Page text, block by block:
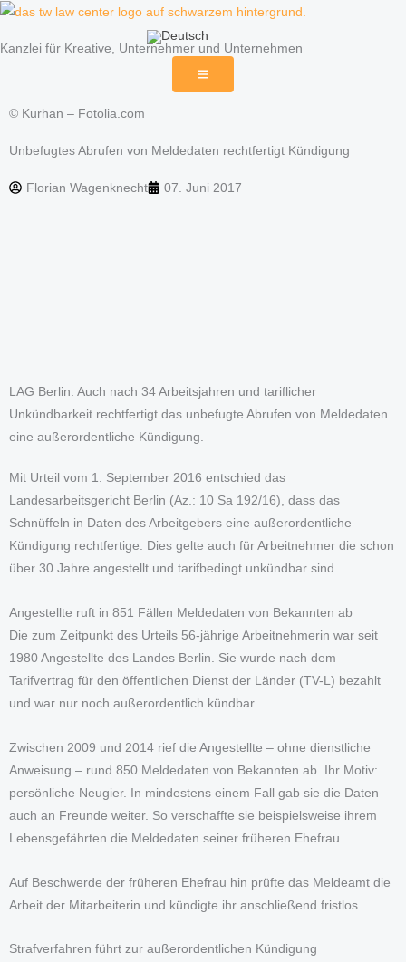
Zum
springen
Kanzlei für Kreative, Unternehmer und Unternehmen
© Kurhan – Fotolia.com
Unbefugtes Abrufen von Meldedaten rechtfertigt Kündigung
Florian Wagenknecht 07. Juni 2017
LAG Berlin: Auch nach 34 Arbeitsjahren und tariflicher
Unkündbarkeit rechtfertigt das unbefugte Abrufen von Meldedaten
eine außerordentliche Kündigung.
Mit Urteil vom 1. September 2016 entschied das
Landesarbeitsgericht Berlin (Az.: 10 Sa 192/16), dass das
Schnüffeln in Daten des Arbeitgebers eine außerordentliche
Kündigung rechtfertige. Dies gelte auch für Arbeitnehmer die schon
über 30 Jahre angestellt und tarifbedingt unkündbar sind.
Angestellte ruft in 851 Fällen Meldedaten von Bekannten ab
Die zum Zeitpunkt des Urteils 56-jährige Arbeitnehmerin war seit
1980 Angestellte des Landes Berlin. Sie wurde nach dem
Tarifvertrag für den öffentlichen Dienst der Länder (TV-L) bezahlt
und war nur noch außerordentlich kündbar.
Zwischen 2009 und 2014 rief die Angestellte – ohne dienstliche
Anweisung – rund 850 Meldedaten von Bekannten ab. Ihr Motiv:
persönliche Neugier. In mindestens einem Fall gab sie die Daten
auch an Freunde weiter. So verschaffte sie beispielsweise ihrem
Lebensgefährten die Meldedaten seiner früheren Ehefrau.
Auf Beschwerde der früheren Ehefrau hin prüfte das Meldeamt die
Arbeit der Mitarbeiterin und kündigte ihr anschließend fristlos.
Strafverfahren führt zur außerordentlichen Kündigung